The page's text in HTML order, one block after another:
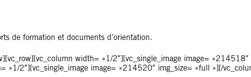
de formation et documents d’orientation.
width= »1/2″][vc_single_image image= »214518″
»1/2″][vc_single_image image= »214520″ img_size= »full »][/